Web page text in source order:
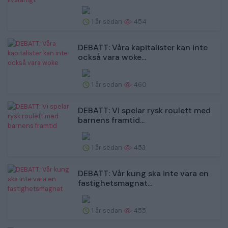
1 år sedan 454
DEBATT: Våra kapitalister kan inte
också vara woke...
1 år sedan 460
DEBATT: Vi spelar rysk roulett med
barnens framtid...
1 år sedan 453
DEBATT: Vår kung ska inte vara en
fastighetsmagnat...
1 år sedan 455